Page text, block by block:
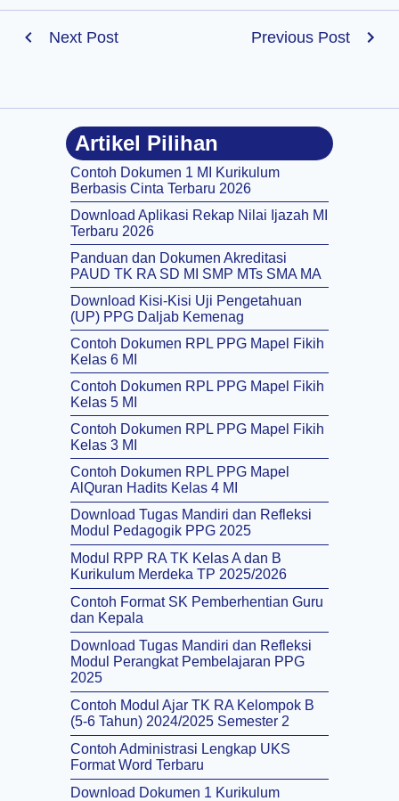
Next Post Previous Post
Artikel Pilihan
Contoh Dokumen 1 MI Kurikulum
Berbasis Cinta Terbaru 2026
Download Aplikasi Rekap Nilai Ijazah MI
Terbaru 2026
Panduan dan Dokumen Akreditasi
PAUD TK RA SD MI SMP MTs SMA MA
Download Kisi-Kisi Uji Pengetahuan
(UP) PPG Daljab Kemenag
Contoh Dokumen RPL PPG Mapel Fikih
Kelas 6 MI
Contoh Dokumen RPL PPG Mapel Fikih
Kelas 5 MI
Contoh Dokumen RPL PPG Mapel Fikih
Kelas 3 MI
Contoh Dokumen RPL PPG Mapel
AlQuran Hadits Kelas 4 MI
Download Tugas Mandiri dan Refleksi
Modul Pedagogik PPG 2025
Modul RPP RA TK Kelas A dan B
Kurikulum Merdeka TP 2025/2026
Contoh Format SK Pemberhentian Guru
dan Kepala
Download Tugas Mandiri dan Refleksi
Modul Perangkat Pembelajaran PPG
2025
Contoh Modul Ajar TK RA Kelompok B
(5-6 Tahun) 2024/2025 Semester 2
Contoh Administrasi Lengkap UKS
Format Word Terbaru
Download Dokumen 1 Kurikulum